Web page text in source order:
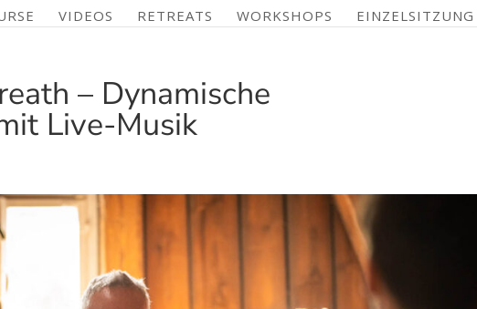
VIDEOS RETREATS WORKSHOPS EINZELSITZUNG
– Dynamische
Live-Musik